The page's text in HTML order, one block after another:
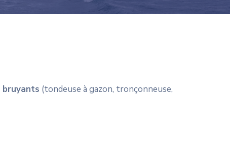
bruyants (tondeuse à gazon, tronçonneuse,